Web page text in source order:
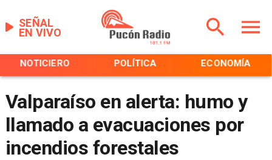
EN VIVO
SEÑAL
NOTICIERO POLÍTICA ECONOMÍA
Valparaíso en alerta: humo y
llamado a evacuaciones por
incendios forestales